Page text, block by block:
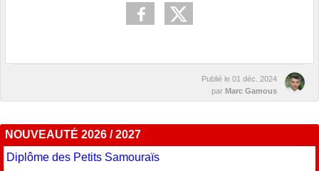
Publié le 01 déc. 2024
par Marc Gamous
NOUVEAUTÉ 2026 / 2027
Diplôme des Petits Samouraïs